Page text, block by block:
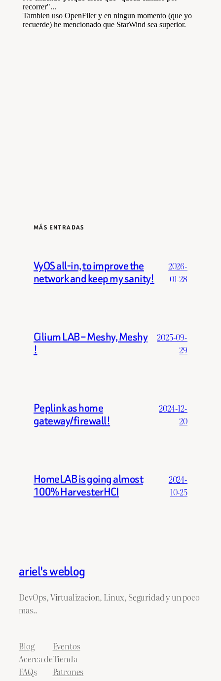
MÁS ENTRADAS
VyOS all-in, to improve the
network and keep my sanity!
2026-
01-28
Cilium LAB – Meshy, Meshy
!
2025-09-
29
Peplink as home
gateway/firewall!
2024-12-
20
HomeLAB is going almost
100% HarvesterHCI
2024-
10-25
ariel's weblog
DevOps, Virtualizacion, Linux, Seguridad y un poco
mas..
Blog
Acerca de
FAQs
Eventos
Tienda
Patrones